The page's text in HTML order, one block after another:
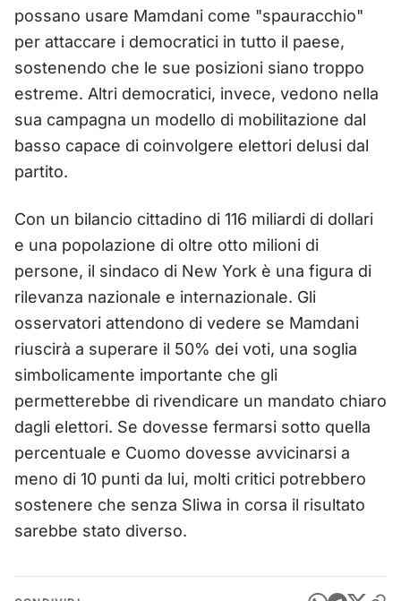
possano usare Mamdani come "spauracchio"
per attaccare i democratici in tutto il paese,
sostenendo che le sue posizioni siano troppo
estreme. Altri democratici, invece, vedono nella
sua campagna un modello di mobilitazione dal
basso capace di coinvolgere elettori delusi dal
partito.
Con un bilancio cittadino di 116 miliardi di dollari
e una popolazione di oltre otto milioni di
persone, il sindaco di New York è una figura di
rilevanza nazionale e internazionale. Gli
osservatori attendono di vedere se Mamdani
riuscirà a superare il 50% dei voti, una soglia
simbolicamente importante che gli
permetterebbe di rivendicare un mandato chiaro
dagli elettori. Se dovesse fermarsi sotto quella
percentuale e Cuomo dovesse avvicinarsi a
meno di 10 punti da lui, molti critici potrebbero
sostenere che senza Sliwa in corsa il risultato
sarebbe stato diverso.